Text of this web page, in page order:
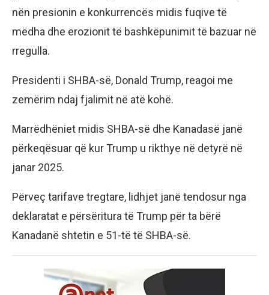
nën presionin e konkurrencës midis fuqive të
mëdha dhe erozionit të bashkëpunimit të bazuar në
rregulla.
Presidenti i SHBA-së, Donald Trump, reagoi me
zemërim ndaj fjalimit në atë kohë.
Marrëdhëniet midis SHBA-së dhe Kanadasë janë
përkeqësuar që kur Trump u rikthye në detyrë në
janar 2025.
Përveç tarifave tregtare, lidhjet janë tendosur nga
deklaratat e përsëritura të Trump për ta bërë
Kanadanë shtetin e 51-të të SHBA-së.